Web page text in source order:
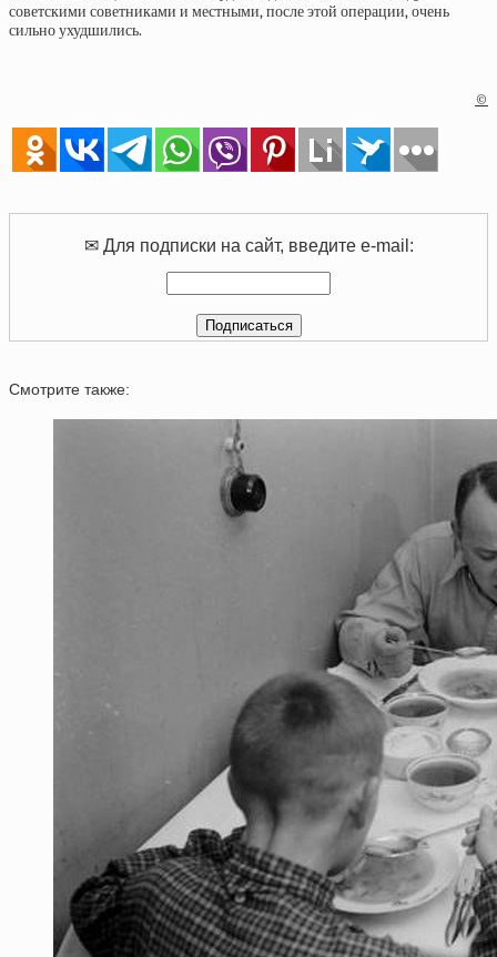
советскими советниками и местными, после этой операции, очень
сильно ухудшились.
©
✉ Для подписки на сайт, введите e-mail:
Смотрите также: